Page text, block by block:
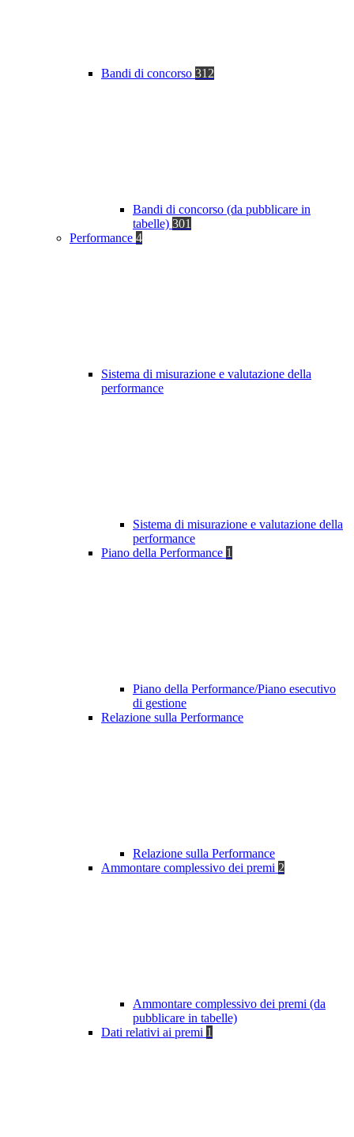
Bandi di concorso 312
Bandi di concorso (da pubblicare in
tabelle) 301
Performance 4
Sistema di misurazione e valutazione della
performance
Sistema di misurazione e valutazione della
performance
Piano della Performance 1
Piano della Performance/Piano esecutivo
di gestione
Relazione sulla Performance
Relazione sulla Performance
Ammontare complessivo dei premi 2
Ammontare complessivo dei premi (da
pubblicare in tabelle)
Dati relativi ai premi 1